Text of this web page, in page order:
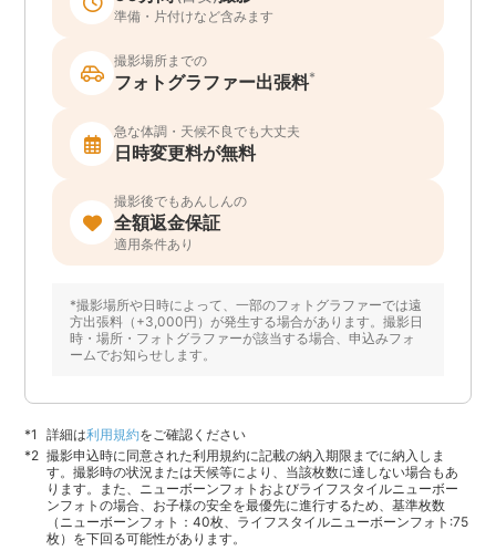
準備・片付けなど含みます
撮影場所までの
フォトグラファー出張料*
急な体調・天候不良でも大丈夫
日時変更料が無料
撮影後でもあんしんの
全額返金保証
適用条件あり
*撮影場所や日時によって、一部のフォトグラファーでは遠
方出張料（+3,000円）が発生する場合があります。撮影日
時・場所・フォトグラファーが該当する場合、申込みフォ
ームでお知らせします。
詳細は利用規約をご確認ください
撮影申込時に同意された利用規約に記載の納入期限までに納入しま
す。撮影時の状況または天候等により、当該枚数に達しない場合もあ
ります。また、ニューボーンフォトおよびライフスタイルニューボー
ンフォトの場合、お子様の安全を最優先に進行するため、基準枚数
（ニューボーンフォト：40枚、ライフスタイルニューボーンフォト:75
枚）を下回る可能性があります。